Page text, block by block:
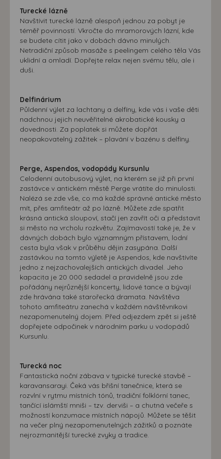
Turecké lázně
Navštívit turecké lázně alespoň jednou za pobyt je
téměř povinností. Vkročte do mramorových lázní, kde
se budete cítit jako v dobách dávno minulých.
Netradiční způsob masáže s peelingem celého těla Vás
uklidní a omladí. Dopřejte relax nejen svému tělu, ale i
duši.
Delfinárium
Půldenní výlet za lachtany a delfíny, kde vás i vaše děti
nadchnou jejich neuvěřitelné akrobatické kousky a
dovednosti. Za poplatek si můžete dopřát
neopakovatelný zážitek – plavání v bazénu s delfíny.
Perge, Aspendos, vodopády Kursunlu
Celodenní autobusový výlet, na kterém se již při první
zastávce v antickém městě Perge vrátíte do minulosti.
Nalézá se zde vše, co má každé správné antické město
mít, přes amfiteátr až po lázně. Můžete zde spatřit
krásná antická sloupoví, stačí jen zavřít oči a představit
si město na vrcholu rozkvětu. Zajímavostí také je, že v
dávných dobách bylo významným přístavem, lodní
cesta byla však v průběhu dějin zasypána. Další
zastávkou na tomto výletě je Aspendos, kde navštívíte
jedno z nejzachovalejších antických divadel. Jeho
kapacita je 20 000 sedadel a pravidelně jsou zde
pořádány nejrůznější koncerty, lidové tance a bývají
zde hrávána také starořecká dramata. Návštěva
tohoto amfiteátru zanechá v každém návštěvníkovi
nezapomenutelný dojem. Před odjezdem zpět si ještě
dopřejete odpočinek v národním parku u vodopádů
Kursunlu.
Turecká noc
Fantastická noční zábava v typické turecké stavbě –
karavansarayi. Čeká vás břišní tanečnice, která se
rozvlní v rytmu místních tónů, tradiční folklórní tanec,
tančící islámští mniši – tzv. derviši – a chutná večeře s
možností konzumace místních nápojů. Můžete se těšit
na večer plný nezapomenutelných zážitků a poznáte
nejrozmanitější turecké zvyky a tradice.